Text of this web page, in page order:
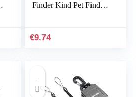
Finder Kind Pet Finder
€9.74